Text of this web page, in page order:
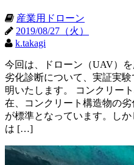
産業用ドローン
2019/08/27（火）
k.takagi
今回は、ドローン（UAV）
劣化診断について、実証実
明いたします。 コンクリー
在、コンクリート構造物の
が標準となっています。し
は […]